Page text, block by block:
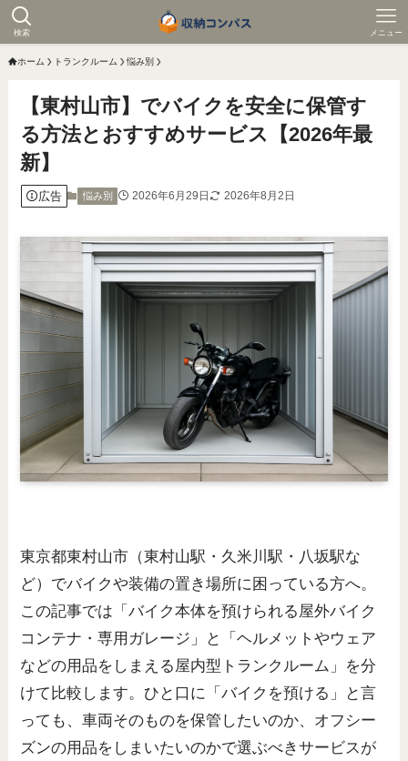
検索 メニュー
ホーム トランクルーム 悩み別
【東村山市】でバイクを安全に保管す
る方法とおすすめサービス【2026年最
新】
広告 悩み別 2026年6月29日 2026年8月2日
東京都東村山市（東村山駅・久米川駅・八坂駅な
ど）でバイクや装備の置き場所に困っている方へ。
この記事では「バイク本体を預けられる屋外バイク
コンテナ・専用ガレージ」と「ヘルメットやウェア
などの用品をしまえる屋内型トランクルーム」を分
けて比較します。ひと口に「バイクを預ける」と言
っても、車両そのものを保管したいのか、オフシー
ズンの用品をしまいたいのかで選ぶべきサービスが